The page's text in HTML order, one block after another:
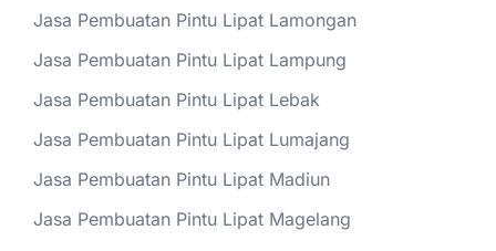
Jasa Pembuatan Pintu Lipat Lamongan
Jasa Pembuatan Pintu Lipat Lampung
Jasa Pembuatan Pintu Lipat Lebak
Jasa Pembuatan Pintu Lipat Lumajang
Jasa Pembuatan Pintu Lipat Madiun
Jasa Pembuatan Pintu Lipat Magelang